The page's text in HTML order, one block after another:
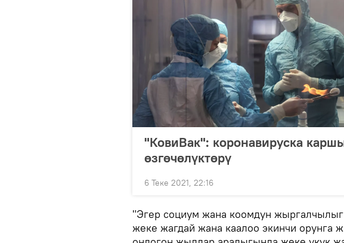
"КовиВак": коронавируска
өзгөчөлүктөрү
6 Теке 2021, 22:16
"Эгер социум жана коомдун
жеке жагдай жана каалоо экинчи орунга